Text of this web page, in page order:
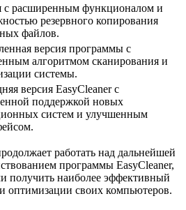
с расширенным функционалом и
резервного копирования
файлов.
версия программы с
алгоритмом сканирования и
системы.
версия EasyCleaner с
поддержкой новых
систем и улучшенным
работать над дальнейшей
программы EasyCleaner,
получить наиболее эффективный
оптимизации своих компьютеров.